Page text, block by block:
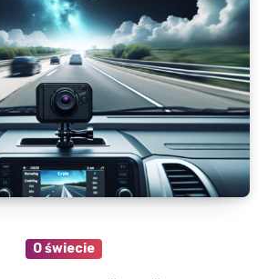
O świecie